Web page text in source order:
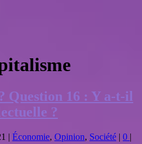
Question 16 : Y a-t-il
?
| Économie, Opinion, Société | 0 |